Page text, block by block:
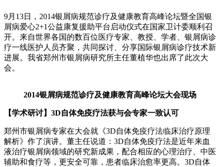
9月13日，2014银屑病规范诊疗及健康教育高峰论坛暨全国银
屑病爱心2+1公益康复援助平台启动仪式在国家卫计委顺利召
开。来自世界各国的数百位医疗专家、教授、学者、银屑病诊
疗一线医护人员齐聚，共同探讨、分享国际银屑病诊疗技术新
进展。我省郑州市银屑病研究所主任董植华也出席了此次大
会。
2014银屑病规范诊疗及健康教育高峰论坛大会现场
【学术研讨】3D自体免疫疗法获与会专家一致认可
郑州市银屑病专家在大会就《3D自体免疫疗法临床治疗原理
解析》作了演讲。董主任说道：3D自体免疫疗法是近年来血
液治疗银屑病领域的研究新成果，配合相应的心理治疗、中医
辅助和食疗等，更安全可靠，患者临床治愈率更高。3D自体